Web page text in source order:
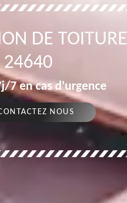
DE TOITURE
24640
7 en cas d'urgence
NOUS